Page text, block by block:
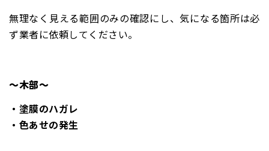
無理なく見える範囲のみの確認にし、気になる箇所は必
ず業者に依頼してください。
～木部～
・塗膜のハガレ
・色あせの発生